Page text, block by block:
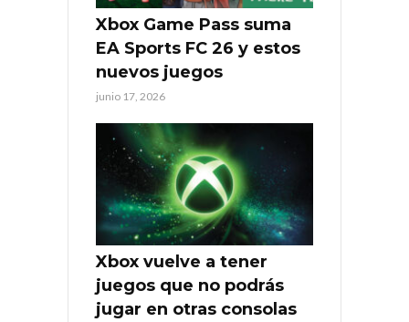
Xbox Game Pass suma
EA Sports FC 26 y estos
nuevos juegos
junio 17, 2026
Xbox vuelve a tener
juegos que no podrás
jugar en otras consolas